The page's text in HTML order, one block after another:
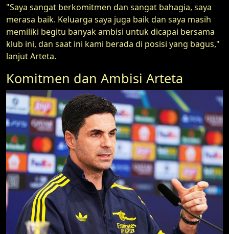
"Saya sangat berkomitmen dan sangat bahagia, saya
merasa baik. Keluarga saya juga baik dan saya masih
memiliki begitu banyak ambisi untuk dicapai bersama
klub ini, dan saat ini kami berada di posisi yang bagus,"
lanjut Arteta.
Komitmen dan Ambisi Arteta